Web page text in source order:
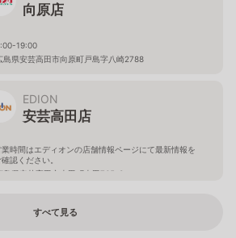
向原店
19:00
島県安芸高田市向原町戸島字八崎2788
EDION
安芸高田店
業時間はエディオンの店舗情報ページにて最新情報を
確認ください。
島県安芸高田市吉田町吉田765-3
すべて見る